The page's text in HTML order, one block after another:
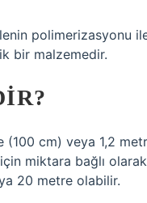
polimerizasyonu
bir malzemedir.
(100 cm) veya 1,2
için miktara bağlı
20 metre olabilir.